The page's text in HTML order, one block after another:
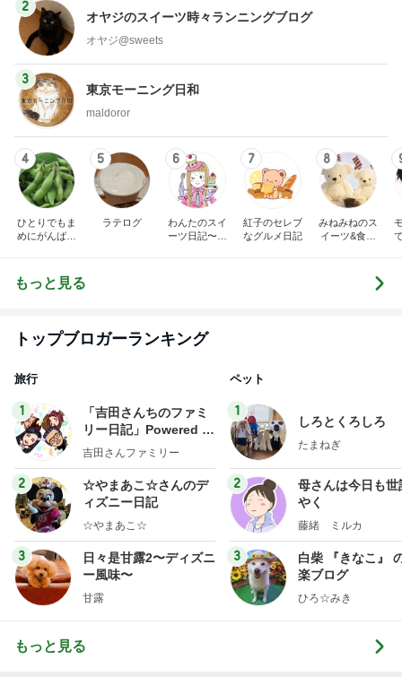
2
オヤジのスイーツ時々ランニングブログ
オヤジ@sweets
3
東京モーニング日和
maldoror
4
ひとりでもま
めにがんばる
5
ラテログ
6
わんたのスイ
ーツ日記〜小
7
紅子のセレブ
なグルメ日記
8
みねみねのス
イーツ&食パ
もっと見る
トップブロガーランキング
旅行
1
「吉田さんちのファミ
リー日記」Powered b
y Ameba 吉田さんファ
ログ
吉田さんファミリー
2
☆やまあこ☆さんのデ
ィズニー日記
☆やまあこ☆
3
日々是甘露2〜ディズニ
ー風味〜
甘露
ペット
1
しろとくろしろ
たまねぎ
2
母さんは今日も世
やく
藤緒 ミルカ
3
白柴 『きなこ』
楽ブログ
ひろ☆みき
もっと見る